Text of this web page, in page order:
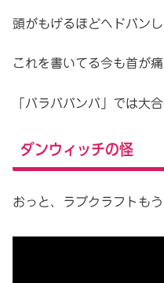
頭がもげるほどヘドバンし
これを書いてる今も首が痛
「バラババンバ」では大合
ダンウィッチの怪
おっと、ラブクラフトもう